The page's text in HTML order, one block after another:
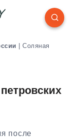
| Соляная
после